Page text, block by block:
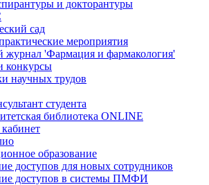
и докторантуры
сад
мероприятия
журнал 'Фармация и фармакология'
конкурсы
научных трудов
студента
библиотека ONLINE
образование
доступов для новых сотрудников
доступов в системы ПМФИ